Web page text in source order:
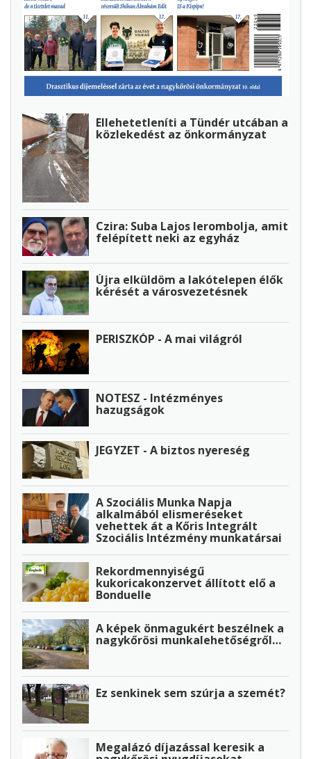
Ellehetetleníti a Tündér utcában a
közlekedést az önkormányzat
Czira: Suba Lajos lerombolja, amit
felépített neki az egyház
Újra elküldöm a lakótelepen élők
kérését a városvezetésnek
PERISZKÓP - A mai világról
NOTESZ - Intézményes
hazugságok
JEGYZET - A biztos nyereség
A Szociális Munka Napja
alkalmából elismeréseket
vehettek át a Kőris Integrált
Szociális Intézmény munkatársai
Rekordmennyiségű
kukoricakonzervet állított elő a
Bonduelle
A képek önmagukért beszélnek a
nagykőrösi munkalehetőségről…
Ez senkinek sem szúrja a szemét?
Megalázó díjazással keresik a